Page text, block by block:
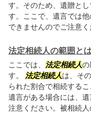
す。そのため、遺贈と
す。ここで、遺言では
できませんのでご注意
法定相続人の範囲と
ここでは、 法定相続人の
す。
法定相続人は、そ
られた割合で相続する
遺言がある場合には、
注意ください。被相続人